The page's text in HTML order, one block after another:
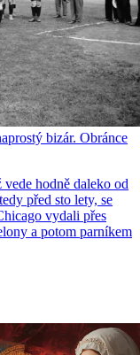
bizár. Obránce
hodně daleko od
před sto lety, se
vydali přes
a potom parníkem